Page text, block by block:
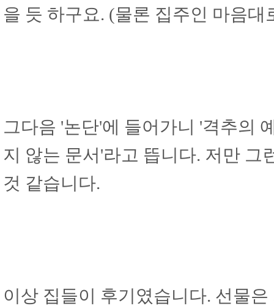
을 듯 하구요. (물론 집주인 마음대
그다음 '논단'에 들어가니 '격추의
지 않는 문서'라고 뜹니다. 저만
것 같습니다.
이상 집들이 후기였습니다. 선물